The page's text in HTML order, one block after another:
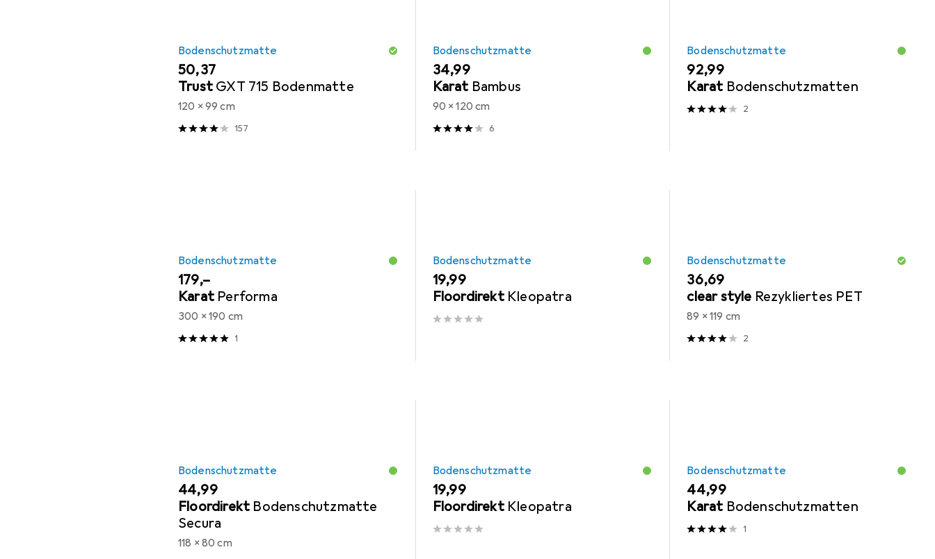
Bodenschutzmatte
EUR
50,37
Trust GXT 715 Bodenmatte
120 x 99 cm
157
Bodenschutzmatte
EUR
34,99
Karat Bambus
90 x 120 cm
6
Bodenschutzmatte
EUR
92,99
Karat Bodenschutzmatten
2
Bodenschutzmatte
EUR
179,–
Karat Performa
300 x 190 cm
1
Bodenschutzmatte
EUR
19,99
Floordirekt Kleopatra
Bodenschutzmatte
EUR
36,69
clear style Rezykliertes PET
89 x 119 cm
2
Bodenschutzmatte
EUR
44,99
Floordirekt Bodenschutzmatte
Secura
118 x 80 cm
Bodenschutzmatte
EUR
19,99
Floordirekt Kleopatra
Bodenschutzmatte
EUR
44,99
Karat Bodenschutzmatten
1